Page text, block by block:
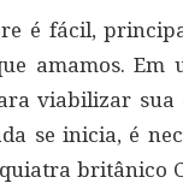
é fácil,
amamos.
viabilizar
se inicia, é
britânico